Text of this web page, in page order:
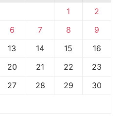
1
2
6 7 8
9
13 14 15
16
20 21 22
23
27 28 29
30